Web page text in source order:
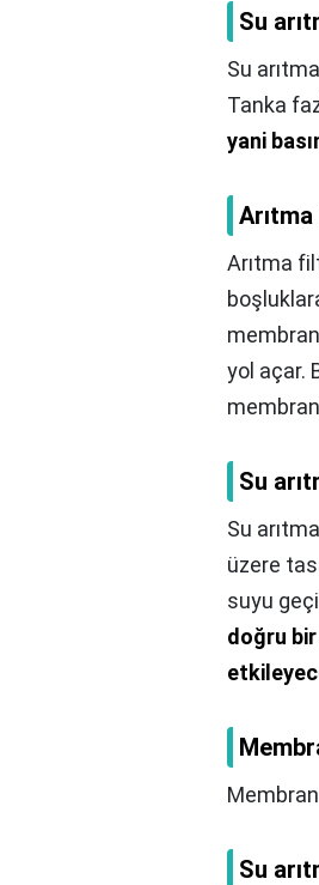
Su
Su
Tanka
yani
Arıtma
yol açar.
Su
Su
üzere
suyu
doğru
Su